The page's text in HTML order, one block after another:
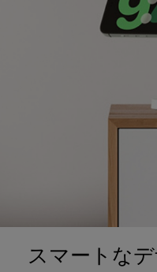
スマートな